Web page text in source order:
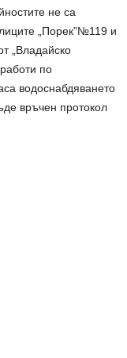
не са
„Порек”№119 и
„Владайско
по
водоснабдяването
връчен протокол